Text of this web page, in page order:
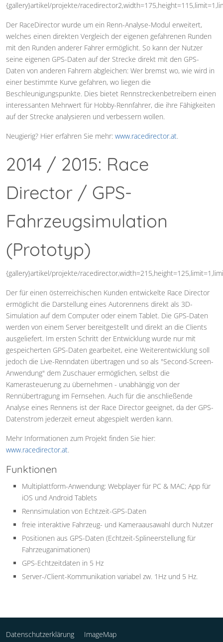
{gallery}artikel/projekte/
Der RaceDirector wurde um ein Renn-Analyse-Modul erweitert,
welches einen direkten Vergleich der eigenen gefahrenen Runden
mit den Runden anderer Fahrer ermöglicht. So kann der Nutzer
seine eigenen GPS-Daten auf der Strecke direkt mit den GPS-
Daten von anderen Fahrern abgleichen: Wer bremst wo, wie wird in
einer bestimmte Kurve gefahren, wo liegen die
Beschleunigungspunkte. Dies bietet Rennstreckenbetreibern einen
interessanten Mehrwert für Hobby-Rennfahrer, die ihre Fähigkeiten
auf der Strecke analysieren und verbessern wollen.
Neugierig? Hier erfahren Sie mehr: www.racedirector.at.
2014 / 2015: Race
Director / GPS-
Fahrzeugsimulation
(Prototyp)
{gallery}artikel/projekte/
Der für einen österreichischen Kunden entwickelte Race Director
ermöglicht die Darstellung eines Autorennens direkt als 3D-
Simulation auf dem Computer oder einem Tablet. Die GPS-Daten
werden von einem Server bereitgestellt und direkt an die Clients
ausgeliefert. Im ersten Schritt der Entwicklung wurde nur mit
gespeicherten GPS-Daten gearbeitet, eine Weiterentwicklung soll
jedoch die Live-Renndaten übertragen und so als "Second-Screen-
Anwendung" dem Zuschauer ermöglichen, selbst die
Kamerasteuerung zu übernehmen - unabhängig von der
Rennübertragung im Fernsehen. Auch für die anschließende
Analyse eines Rennens ist der Race Director geeignet, da der GPS-
Datenstrom jederzeit erneut abgespielt werden kann.
Mehr Informationen zum Projekt finden Sie hier:
www.racedirector.at.
Funktionen
Multiplattform-Anwendung: Webplayer für PC & MAC; App für
iOS und Android Tablets
Rennsimulation von Echtzeit-GPS-Daten
freie interaktive Fahrzeug- und Kameraausawahl durch Nutzer
Positionen aus GPS-Daten (Echtzeit-Splineerstellung für
Fahrzeuganimationen)
GPS-Echtzeitdaten in 5 Hz
Server-/Client-Kommunikation variabel zw. 1Hz und 5 Hz.
Datenschutzerklärung ImageMap